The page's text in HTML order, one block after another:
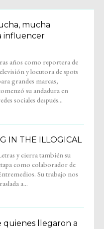
mucha
influencer
sociales después...
IN THE ILLOGICAL
a...
quienes llegaron a